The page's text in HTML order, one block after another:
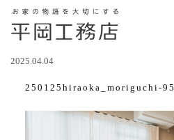
2025.04.04
250125hiraoka_moriguchi-95